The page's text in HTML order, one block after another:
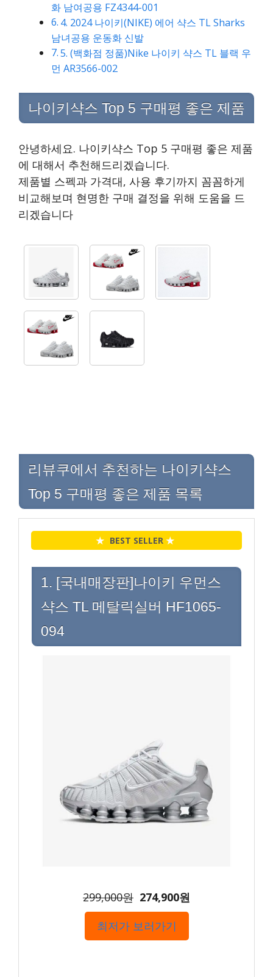
화 남여공용 FZ4344-001
4. 2024 나이키(NIKE) 에어 샥스 TL Sharks
남녀공용 운동화 신발
5. (백화점 정품)Nike 나이키 샥스 TL 블랙 우
먼 AR3566-002
나이키샥스 Top 5 구매평 좋은 제품
안녕하세요. 나이키샥스 Top 5 구매평 좋은 제품
에 대해서 추천해드리겠습니다.
제품별 스펙과 가격대, 사용 후기까지 꼼꼼하게
비교해보며 현명한 구매 결정을 위해 도움을 드
리겠습니다
리뷰쿠에서 추천하는 나이키샥스
Top 5 구매평 좋은 제품 목록
★ BEST SELLER ★
1. [국내매장판]나이키 우먼스
샥스 TL 메탈릭실버 HF1065-
094
299,000원 274,900원
최저가 보러가기